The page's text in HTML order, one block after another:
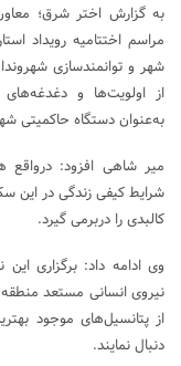
به گزارش اختر شرق؛
مراسم اختتامیه رویداد
شهر و توانمندسازی
از اولویت‌ها و
به‌عنوان دستگاه حاکمیتی
میر شاهی افزود: درواقع
شرایط کیفی زندگی در این
کالبدی را دربرمی گیرد.
وی ادامه داد: برگزاری
نیروی انسانی مستعد
از پتانسیل‌های موجود
دنبال نمایند.